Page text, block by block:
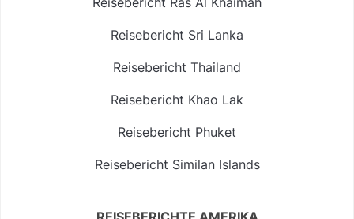
Reisebericht Sri Lanka
Reisebericht Thailand
Reisebericht Khao Lak
Reisebericht Phuket
Reisebericht Similan Islands